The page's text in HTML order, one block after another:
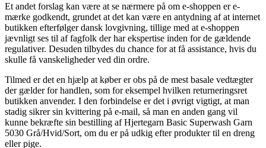
Et andet forslag kan være at se nærmere på om e-shoppen er e-
mærke godkendt, grundet at det kan være en antydning af at internet
butikken efterfølger dansk lovgivning, tillige med at e-shoppen
jævnligt ses til af fagfolk der har ekspertise inden for de gældende
regulativer. Desuden tilbydes du chance for at få assistance, hvis du
skulle få vanskeligheder ved din ordre.
Tilmed er det en hjælp at køber er obs på de mest basale vedtægter
der gælder for handlen, som for eksempel hvilken returneringsret
butikken anvender. I den forbindelse er det i øvrigt vigtigt, at man
stadig sikrer sin kvittering på e-mail, så man en anden gang vil
kunne bekræfte sin bestilling af Hjertegarn Basic Superwash Garn
5030 Grå/Hvid/Sort, om du er på udkig efter produkter til en dreng
eller pige.